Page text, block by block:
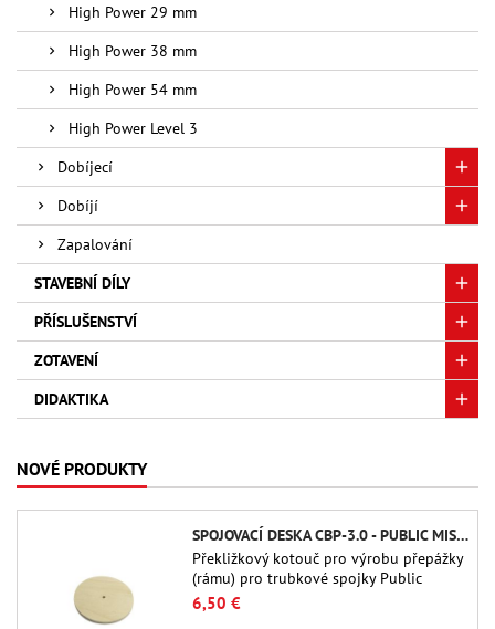
High Power 29 mm
High Power 38 mm
High Power 54 mm
High Power Level 3
Dobíjecí
Dobíjí
Zapalování
STAVEBNÍ DÍLY
PŘÍSLUŠENSTVÍ
ZOTAVENÍ
DIDAKTIKA
NOVÉ PRODUKTY
SPOJOVACÍ DESKA CBP-3.0 - PUBLIC MISSILES LTD.
Překližkový kotouč pro výrobu přepážky
(rámu) pro trubkové spojky Public
Missiles Ltd. o průměru 75 mm (PT-
3.0/QT-3.0)
6,50 €